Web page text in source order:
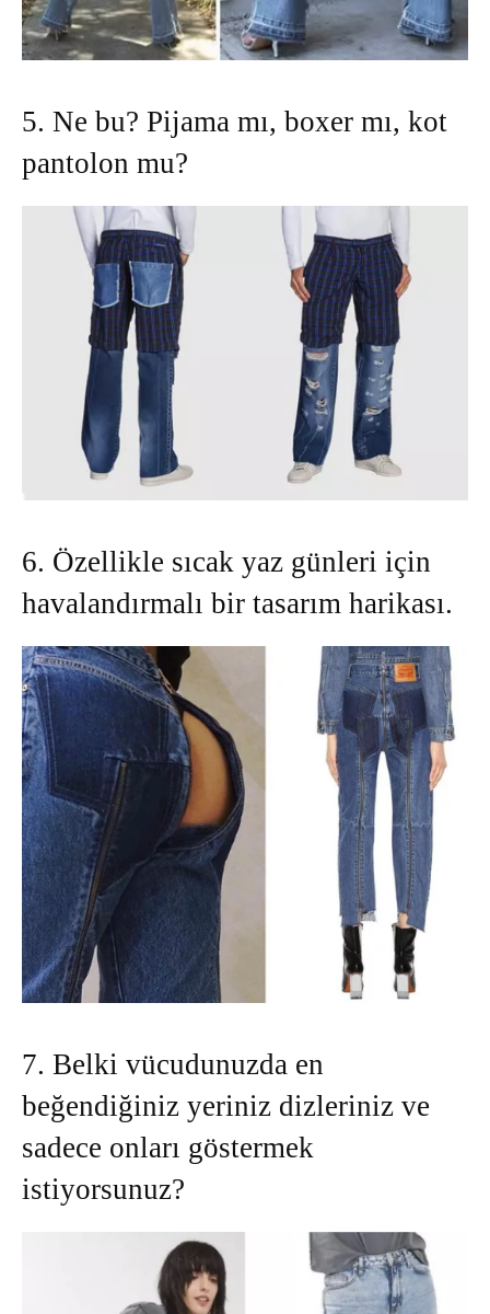
5. Ne bu? Pijama mı, boxer mı, kot
pantolon mu?
6. Özellikle sıcak yaz günleri için
havalandırmalı bir tasarım harikası.
7. Belki vücudunuzda en
beğendiğiniz yeriniz dizleriniz ve
sadece onları göstermek
istiyorsunuz?